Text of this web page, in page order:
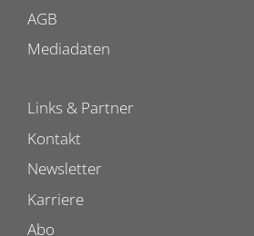
AGB
Mediadaten
Links & Partner
Kontakt
Newsletter
Karriere
Abo